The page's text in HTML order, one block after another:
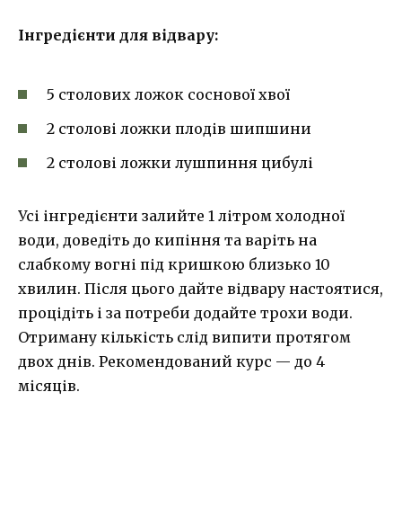
Інгредієнти для відвару:
5 столових ложок соснової хвої
2 столові ложки плодів шипшини
2 столові ложки лушпиння цибулі
Усі інгредієнти залийте 1 літром холодної
води, доведіть до кипіння та варіть на
слабкому вогні під кришкою близько 10
хвилин. Після цього дайте відвару настоятися,
процідіть і за потреби додайте трохи води.
Отриману кількість слід випити протягом
двох днів. Рекомендований курс — до 4
місяців.